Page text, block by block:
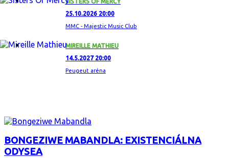
25.10.2026 20:00
MMC - Majestic Music Club
MIREILLE MATHIEU
14.5.2027 20:00
Peugeut aréna
BONGEZIWE MABANDLA: EXISTENCIÁLNA
ODYSEA